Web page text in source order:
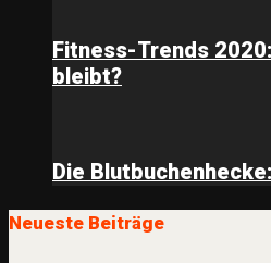
Fitness-Trends
bleibt?
Die
Neueste Beiträge